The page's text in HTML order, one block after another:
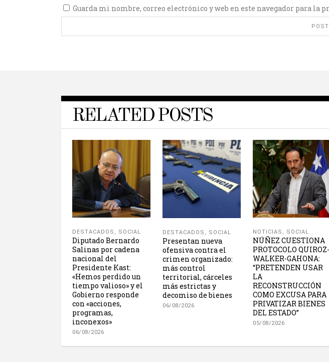
Guarda mi nombre, correo electrónico y web en este navegador para la
RELATED POSTS
DESTACADOS , SOCIAL
Diputado Bernardo
Salinas por cadena
nacional del
Presidente Kast:
«Hemos perdido un
tiempo valioso» y el
Gobierno responde
con «acciones,
programas,
inconexos»
06/08/2026
DESTACADOS , SOCIAL
Presentan nueva
ofensiva contra el
crimen organizado:
más control
territorial, cárceles
más estrictas y
decomiso de bienes
06/08/2026
NOTICIAS , SOCIAL
NÚÑEZ CUESTIONA
PROTOCOLO QUIROZ-
WALKER-GAHONA:
“PRETENDEN USAR
LA
RECONSTRUCCIÓN
COMO EXCUSA PARA
PRIVATIZAR BIENES
DEL ESTADO”
05/08/2026